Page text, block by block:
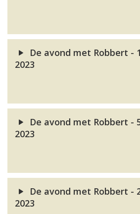
De avond met Robbert -
2023
De avond met Robbert -
2023
De avond met Robbert -
2023